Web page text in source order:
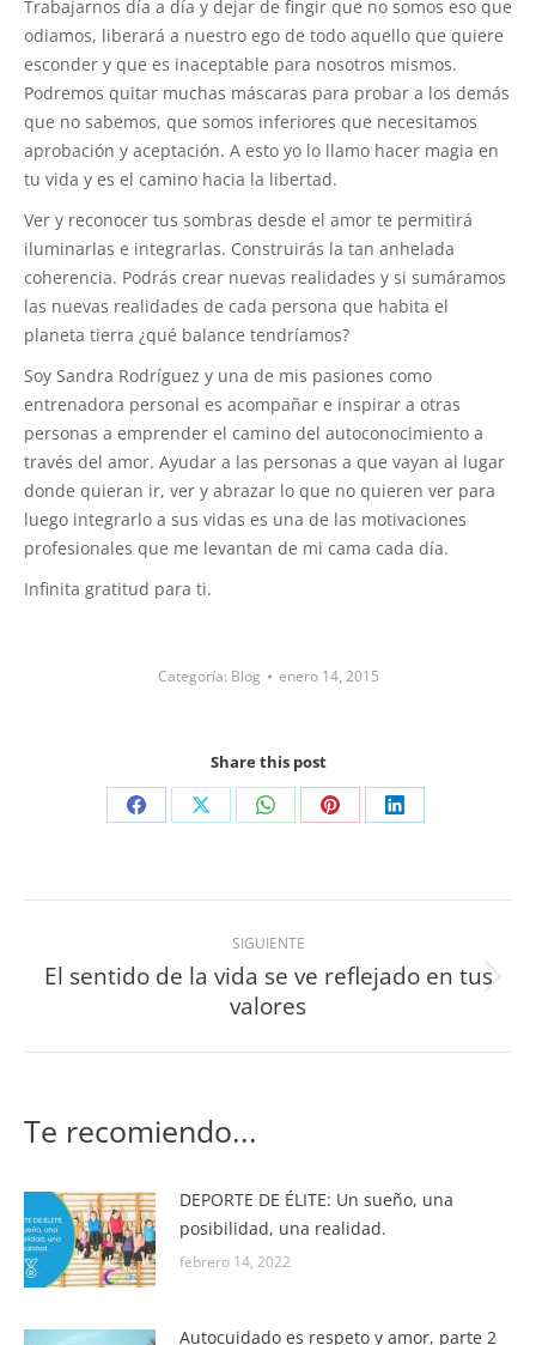
Trabajarnos día a día y dejar de fingir que no somos eso que
odiamos, liberará a nuestro ego de todo aquello que quiere
esconder y que es inaceptable para nosotros mismos.
Podremos quitar muchas máscaras para probar a los demás
que no sabemos, que somos inferiores que necesitamos
aprobación y aceptación. A esto yo lo llamo hacer magia en
tu vida y es el camino hacia la libertad.
Ver y reconocer tus sombras desde el amor te permitirá
iluminarlas e integrarlas. Construirás la tan anhelada
coherencia. Podrás crear nuevas realidades y si sumáramos
las nuevas realidades de cada persona que habita el
planeta tierra ¿qué balance tendríamos?
Soy Sandra Rodríguez y una de mis pasiones como
entrenadora personal es acompañar e inspirar a otras
personas a emprender el camino del autoconocimiento a
través del amor. Ayudar a las personas a que vayan al lugar
donde quieran ir, ver y abrazar lo que no quieren ver para
luego integrarlo a sus vidas es una de las motivaciones
profesionales que me levantan de mi cama cada día.
Infinita gratitud para ti.
Categoría: Blog enero 14, 2015
Share this post
SIGUIENTE
El sentido de la vida se ve reflejado en tus
valores
Te recomiendo...
DEPORTE DE ÉLITE: Un sueño, una
posibilidad, una realidad.
febrero 14, 2022
Autocuidado es respeto y amor, parte 2